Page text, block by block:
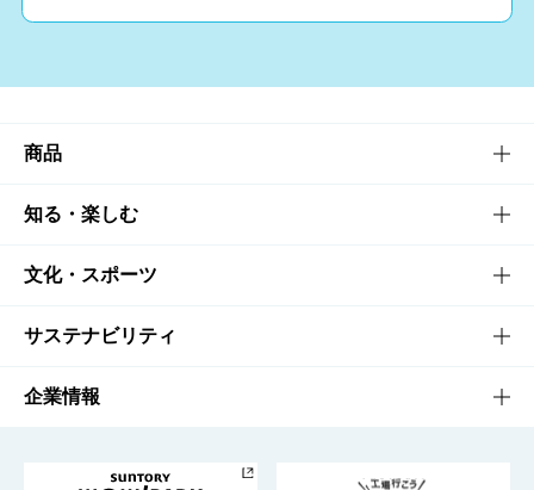
商品
商品TOP
商品一覧
商品発売情報
栄養成分一覧
知る・楽しむ
知る・楽しむTOP
キャンペーン
工場見学
文化・スポーツ
文化・スポーツTOP
サントリーホール
サステナビリティ
サステナビリティTOP
企業情報